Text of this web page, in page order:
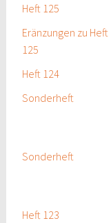
Heft 125
Eränzungen zu Heft
125
Heft 124
Sonderheft
Sonderheft
Heft 123